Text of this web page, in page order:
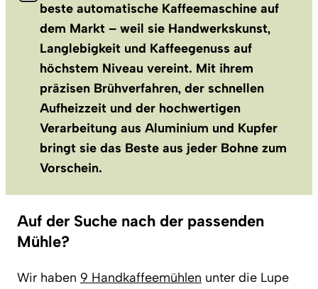
beste automatische Kaffeemaschine auf
dem Markt – weil sie Handwerkskunst,
Langlebigkeit und Kaffeegenuss auf
höchstem Niveau vereint. Mit ihrem
präzisen Brühverfahren, der schnellen
Aufheizzeit und der hochwertigen
Verarbeitung aus Aluminium und Kupfer
bringt sie das Beste aus jeder Bohne zum
Vorschein.
Auf der Suche nach der passenden
Mühle?
Wir haben 9 Handkaffeemühlen unter die Lupe